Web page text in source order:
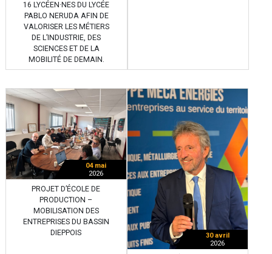
16 LYCÉEN·NES DU LYCÉE
PABLO NERUDA AFIN DE
VALORISER LES MÉTIERS
DE L’INDUSTRIE, DES
SCIENCES ET DE LA
MOBILITÉ DE DEMAIN.
04 mai
2026
PROJET D’ÉCOLE DE
PRODUCTION –
MOBILISATION DES
ENTREPRISES DU BASSIN
DIEPPOIS
30 avril
2026